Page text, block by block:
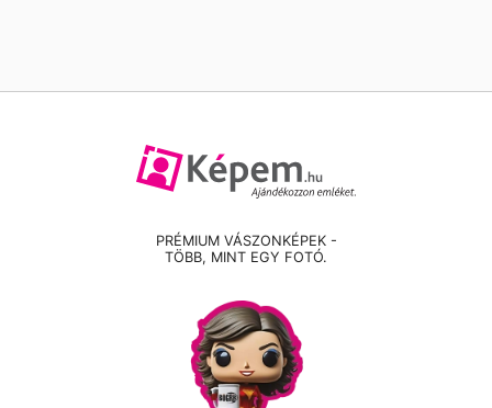
PRÉMIUM VÁSZONKÉPEK -
TÖBB, MINT EGY FOTÓ.